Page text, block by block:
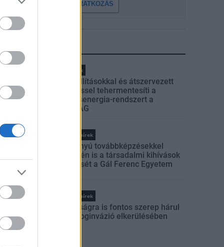
FELIRATKOZÁS
Helyi hírek
Gyárleállításokkal és átszervezett
termeléssel tehermentesíti a
villamosenergia-rendszert a
STRABAG
Országos hírek
Szakirányú továbbképzésekkel
segíti idén is a társadalmi kihívások
leküzdését a Gál Ferenc Egyetem
Országos hírek
A lakosságra is fontos szerep hárul
a szúnyoginvázió elkerülésében